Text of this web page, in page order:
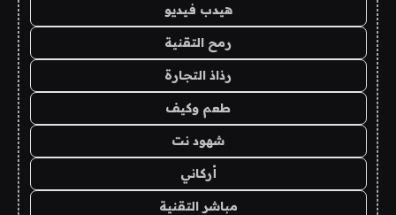
هيدب فيديو
رمح التقنية
رذاذ التجارة
طعم وكيف
شهود نت
أركاني
مباشر التقنية